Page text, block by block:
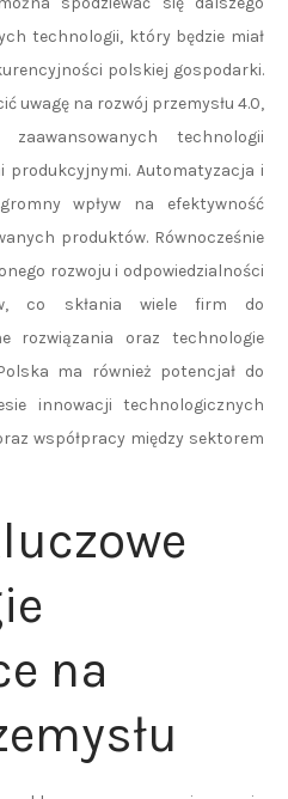
technologii, który będzie miał
polskiej gospodarki.
uwagę na rozwój przemysłu 4.0,
technologii
Automatyzacja i
wpływ na efektywność
produktów. Równocześnie
rozwoju i odpowiedzialności
co skłania wiele firm do
rozwiązania oraz technologie
ma również potencjał do
innowacji technologicznych
współpracy między sektorem
na